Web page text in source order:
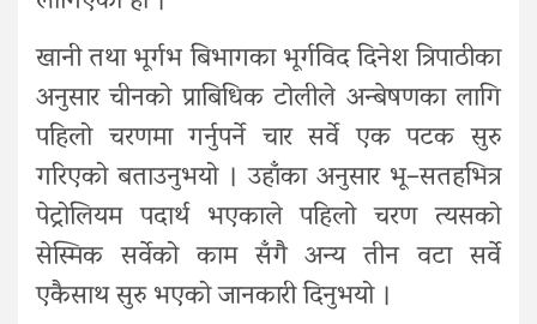
खानी तथा भूर्गभ बिभागका भूर्गविद दिनेश त्रिपाठीका
अनुसार चीनको प्राबिधिक टोलीले अन्बेषणका लागि
पहिलो चरणमा गर्नुपर्ने चार सर्वे एक पटक सुरु
गरिएको बताउनुभयो । उहाँका अनुसार भू–सतहभित्र
पेट्रोलियम पदार्थ भएकाले पहिलो चरण त्यसको
सेस्मिक सर्वेको काम सँगै अन्य तीन वटा सर्वे
एकैसाथ सुरु भएको जानकारी दिनुभयो ।